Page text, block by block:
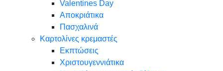
Valentines Day
Αποκριάτικα
Πασχαλινά
Καρτολίνες κρεμαστές
Εκπτώσεις
Χριστουγεννιάτικα